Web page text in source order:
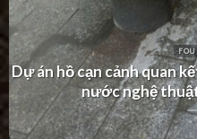
và thác
Dự án thác